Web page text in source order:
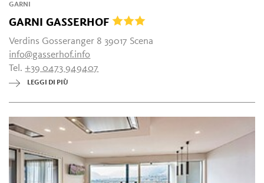
GARNI
GARNI GASSERHOF
Verdins Gosseranger 8 39017 Scena
info@gasserhof.info
Tel.+39 0473 949407
LEGGI DI PIÙ